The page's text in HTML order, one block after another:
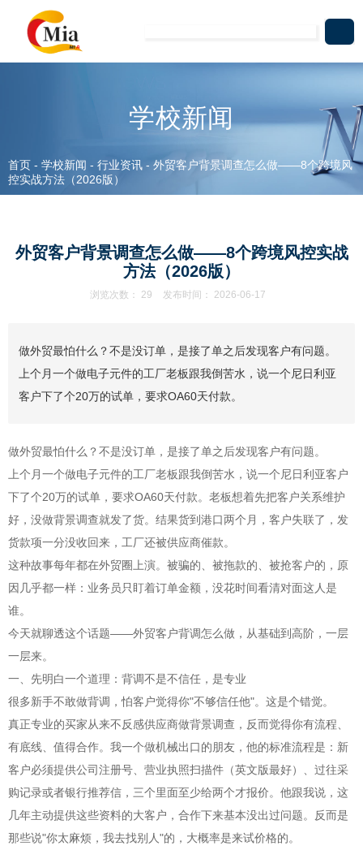
学校新闻
首页 - 学校新闻 - 行业资讯 - 外贸客户背景调查怎么做——8个跨境风
控实战方法（2026版）
外贸客户背景调查怎么做——8个跨境风控实战
方法（2026版）
浏览次数： 29 发布时间： 2026-06-17
做外贸最怕什么？不是没订单，是接了单之后发现客户有问题。
上个月一个做电子元件的工厂老板跟我倒苦水，说一个尼日利亚
客户下了个20万的试单，要求OA60天付款。
做外贸最怕什么？不是没订单，是接了单之后发现客户有问题。
上个月一个做电子元件的工厂老板跟我倒苦水，说一个尼日利亚客户
下了个20万的试单，要求OA60天付款。老板想着先把客户关系维护
好，没做背景调查就发了货。结果货到港口两个月，客户失联了，发
货款项一分没收回来，工厂还被供应商催款。
这种故事每年都在外贸圈上演。被骗的、被拖款的、被抢客户的，原
因几乎都一样：业务员只盯着订单金额，没花时间看清对面这人是
谁。
今天就聊透这个话题——外贸客户背调怎么做，从基础到高阶，一层
一层来。
一、先明白一个道理：背调不是不信任，是专业
很多新手不敢做背调，怕客户觉得你"不够信任他"。这是个错觉。
真正专业的买家从来不反感供应商做背景调查，反而觉得你有流程、
有底线、值得合作。我一个做机械出口的朋友，他的标准流程是：新
客户必须提供公司注册号、营业执照扫描件（英文版最好）、过往采
购记录或者银行推荐信，三个里面至少给两个才报价。他跟我说，这
几年主动提供这些资料的大客户，合作下来基本没出过问题。反而是
那些说"你太麻烦，我去找别人"的，大概率是来试价格的。